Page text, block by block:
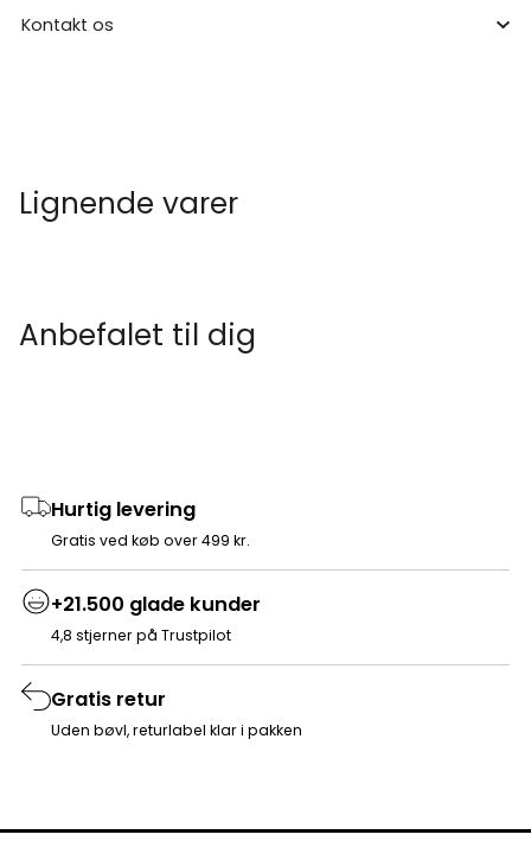
Kontakt os
Lignende varer
Anbefalet til dig
Hurtig levering
Gratis ved køb over 499 kr.
+21.500 glade kunder
4,8 stjerner på Trustpilot
Gratis retur
Uden bøvl, returlabel klar i pakken